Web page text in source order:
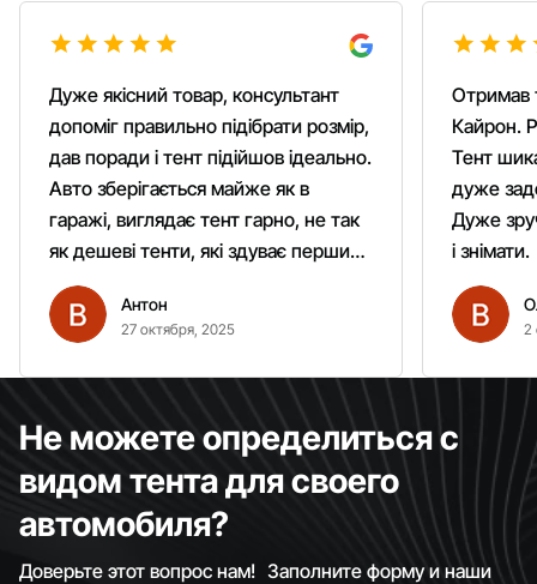
Дуже якісний товар, консультант
допоміг правильно підібрати розмір,
дав поради і тент підійшов ідеально.
Авто зберігається майже як в
гаражі, виглядає тент гарно, не так
як дешеві тенти, які здуває першим
вітром. Гарно кріпиться.
Рекомендую однозначно!
Антон
27 октября, 2025
Отримав
Кайрон.
Тент
дуже
Дуже
і знімати.
2
Не можете определиться с
видом тента для своего
автомобиля?
Доверьте этот вопрос нам! Заполните форму и наши